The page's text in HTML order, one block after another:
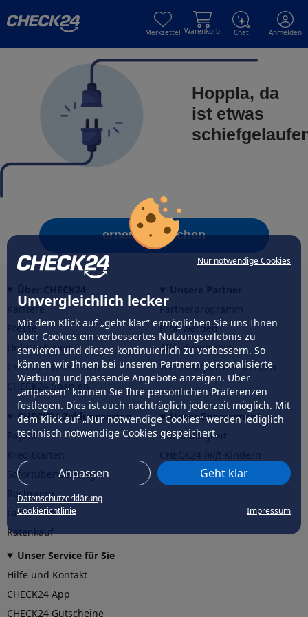
Nur notwendige Cookies
Unvergleichlich lecker
Mit dem Klick auf „geht klar” ermöglichen Sie uns Ihnen
über Cookies ein verbessertes Nutzungserlebnis zu
servieren und dieses kontinuierlich zu verbessern. So
können wir Ihnen bei unseren Partnern personalisierte
Werbung und passende Angebote anzeigen. Über
„anpassen” können Sie Ihre persönlichen Präferenzen
festlegen. Dies ist auch nachträglich jederzeit möglich. Mit
dem Klick auf „Nur notwendige Cookies” werden lediglich
technisch notwendige Cookies gespeichert.
Anpassen Geht klar
Datenschutzerklärung
Cookierichtlinie
Impressum
Merkzettel Warenkorb Chat Anmelden
Hoppla, da
ist etwas
erneut versuchen
Karriere
Presse
Unternehmen
CHECK24 Österreich
CHECK24 Spanien
Partnerprogramm
Profi werden
Affiliate werden
Werkstattpartner werden
CHECK24 Zahlungsarten
PayPal
Sofortüberweisung
Rechnung
Lastschrift
Ratenkauf
Unser Engagement
Nachhaltigkeit
CHECK24hilftder Natur
Unser Service für Sie
Hilfe und Kontakt
CHECK24 App
CHECK24 Gutscheine